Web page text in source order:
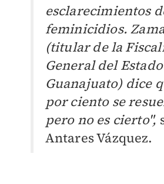
esclarecimientos
feminicidios.
(titular de la
General del
Guanajuato) dice
por ciento se
pero no es cierto",
Antares Vázquez.